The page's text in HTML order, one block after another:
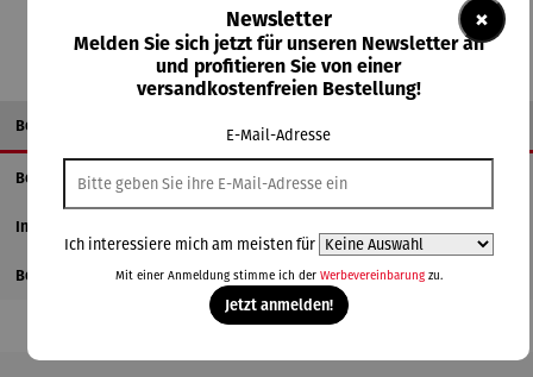
Beschreibung
Benutzerdefinierter-Tab
Informationen zum Hersteller
Bewertungen
×
Newsletter
Melden Sie sich jetzt für unseren Newsletter an
und profitieren Sie von einer
versandkostenfreien Bestellung!
E-Mail-Adresse
Ich interessiere mich am meisten für
Mit einer Anmeldung stimme ich der Werbevereinbarungzu.
Jetzt anmelden!